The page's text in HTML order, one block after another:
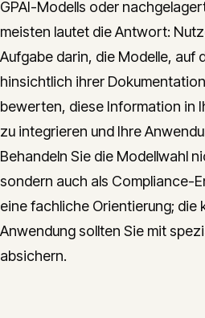
GPAI-Modells oder
meisten lautet die Antwort:
Aufgabe darin, die Modelle, auf
hinsichtlich ihrer
bewerten, diese Information in
zu integrieren und Ihre
Behandeln Sie die Modellwahl
sondern auch als Compliance-
eine fachliche Orientierung; die
Anwendung sollten Sie mit
absichern.